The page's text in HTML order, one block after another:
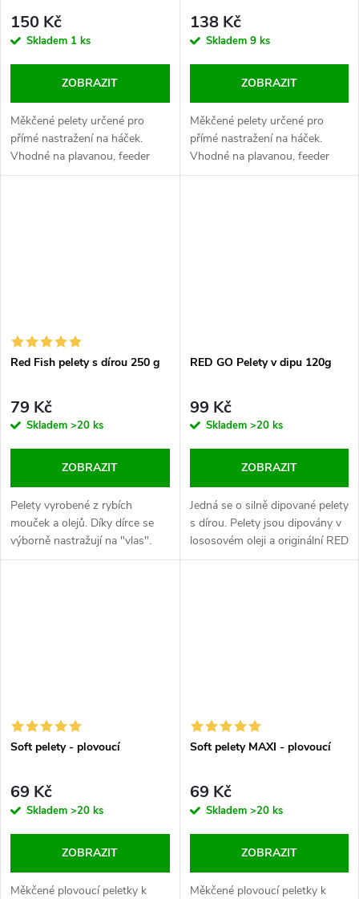
150 Kč
Skladem 1 ks
ZOBRAZIT
Měkčené pelety určené pro
přímé nastražení na háček.
Vhodné na plavanou, feeder
nebo klasickou položenou.
138 Kč
Skladem 9 ks
ZOBRAZIT
Měkčené pelety určené pro
přímé nastražení na háček.
Vhodné na plavanou, feeder
nebo klasickou položenou.
Red Fish pelety s dírou 250 g
79 Kč
Skladem >20 ks
ZOBRAZIT
Pelety vyrobené z rybích
mouček a olejů. Díky dírce se
výborně nastražují na "vlas".
Průměr 14 mm a 20 mm. Balení
RED GO Pelety v dipu 120g
99 Kč
Skladem >20 ks
ZOBRAZIT
Jedná se o silně dipované pelety
s dírou. Pelety jsou dipovány v
lososovém oleji a originální RED
GO esenci. Dva průměry.
Soft pelety - plovoucí
69 Kč
Skladem >20 ks
ZOBRAZIT
Měkčené plovoucí peletky k
Soft pelety MAXI - plovoucí
69 Kč
Skladem >20 ks
ZOBRAZIT
Měkčené plovoucí peletky k